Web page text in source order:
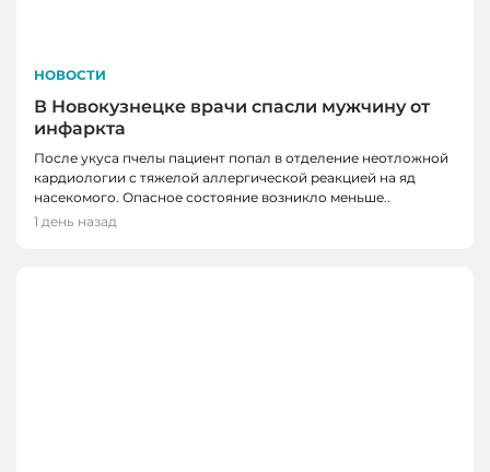
НОВОСТИ
В Новокузнецке врачи спасли мужчину от
инфаркта
После укуса пчелы пациент попал в отделение неотложной
кардиологии с тяжелой аллергической реакцией на яд
насекомого. Опасное состояние возникло меньше..
1 день назад